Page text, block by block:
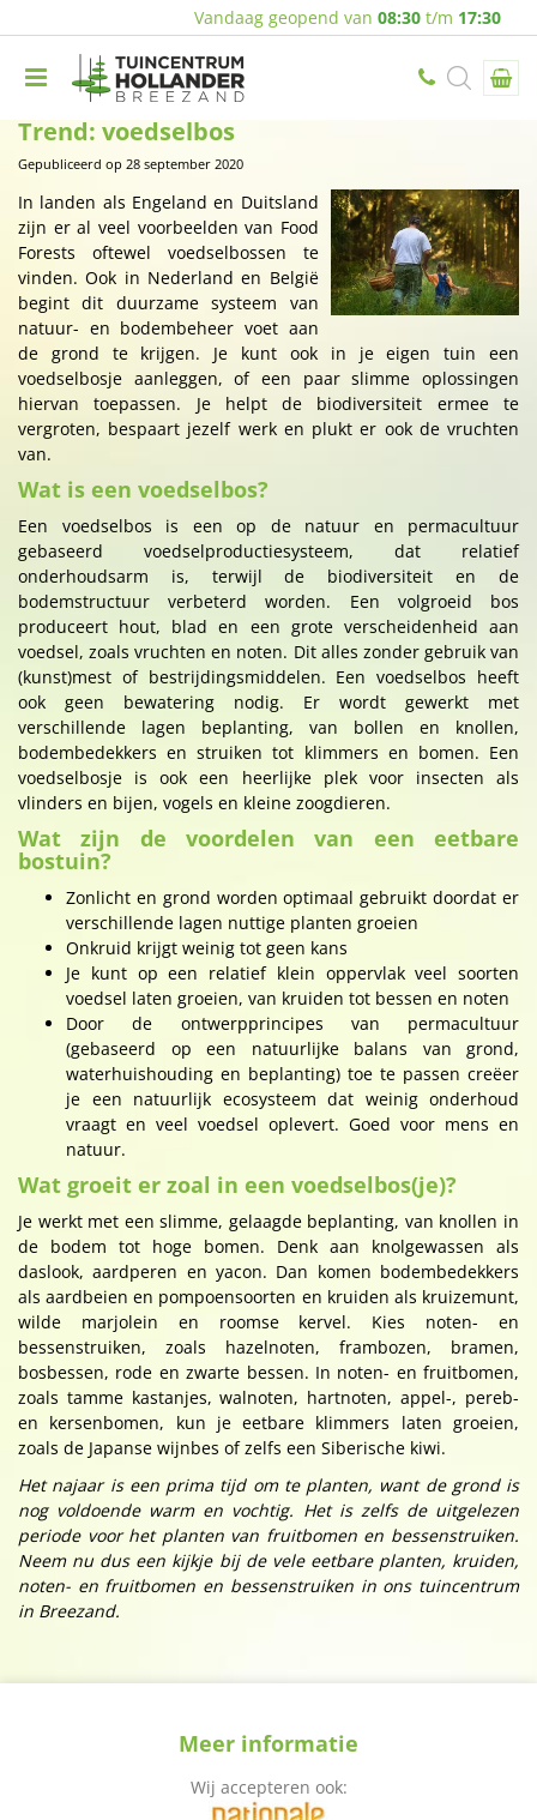
Vandaag geopend van 08:30 t/m 17:30
Trend: voedselbos
Gepubliceerd op 28 september 2020
In landen als Engeland en Duitsland
zijn er al veel voorbeelden van Food
Forests oftewel voedselbossen te
vinden. Ook in Nederland en België
begint dit duurzame systeem van
natuur- en bodembeheer voet aan
de grond te krijgen. Je kunt ook in je eigen tuin een
voedselbosje aanleggen, of een paar slimme oplossingen
hiervan toepassen. Je helpt de biodiversiteit ermee te
vergroten, bespaart jezelf werk en plukt er ook de vruchten
van.
Wat is een voedselbos?
Een voedselbos is een op de natuur en permacultuur
gebaseerd voedselproductiesysteem, dat relatief
onderhoudsarm is, terwijl de biodiversiteit en de
bodemstructuur verbeterd worden. Een volgroeid bos
produceert hout, blad en een grote verscheidenheid aan
voedsel, zoals vruchten en noten. Dit alles zonder gebruik van
(kunst)mest of bestrijdingsmiddelen. Een voedselbos heeft
ook geen bewatering nodig. Er wordt gewerkt met
verschillende lagen beplanting, van bollen en knollen,
bodembedekkers en struiken tot klimmers en bomen. Een
voedselbosje is ook een heerlijke plek voor insecten als
vlinders en bijen, vogels en kleine zoogdieren.
Wat zijn de voordelen van een eetbare
bostuin?
Zonlicht en grond worden optimaal gebruikt doordat er
verschillende lagen nuttige planten groeien
Onkruid krijgt weinig tot geen kans
Je kunt op een relatief klein oppervlak veel soorten
voedsel laten groeien, van kruiden tot bessen en noten
Door de ontwerpprincipes van permacultuur
(gebaseerd op een natuurlijke balans van grond,
waterhuishouding en beplanting) toe te passen creëer
je een natuurlijk ecosysteem dat weinig onderhoud
vraagt en veel voedsel oplevert. Goed voor mens en
natuur.
Wat groeit er zoal in een voedselbos(je)?
Je werkt met een slimme, gelaagde beplanting, van knollen in
de bodem tot hoge bomen. Denk aan knolgewassen als
daslook, aardperen en yacon. Dan komen bodembedekkers
als aardbeien en pompoensoorten en kruiden als kruizemunt,
wilde marjolein en roomse kervel. Kies noten- en
bessenstruiken, zoals hazelnoten, frambozen, bramen,
bosbessen, rode en zwarte bessen. In noten- en fruitbomen,
zoals tamme kastanjes, walnoten, hartnoten, appel-, pereb-
en kersenbomen, kun je eetbare klimmers laten groeien,
zoals de Japanse wijnbes of zelfs een Siberische kiwi.
Het najaar is een prima tijd om te planten, want de grond is
nog voldoende warm en vochtig. Het is zelfs de uitgelezen
periode voor het planten van fruitbomen en bessenstruiken.
Neem nu dus een kijkje bij de vele eetbare planten, kruiden,
noten- en fruitbomen en bessenstruiken in ons tuincentrum
in Breezand.
Meer informatie
Wij accepteren ook: